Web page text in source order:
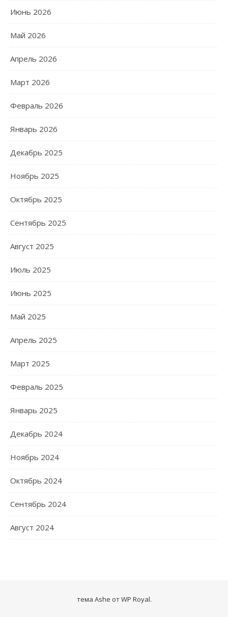
Июнь 2026
Май 2026
Апрель 2026
Март 2026
Февраль 2026
Январь 2026
Декабрь 2025
Ноябрь 2025
Октябрь 2025
Сентябрь 2025
Август 2025
Июль 2025
Июнь 2025
Май 2025
Апрель 2025
Март 2025
Февраль 2025
Январь 2025
Декабрь 2024
Ноябрь 2024
Октябрь 2024
Сентябрь 2024
Август 2024
тема Ashe отWP Royal.